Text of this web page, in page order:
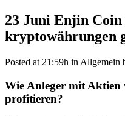
23 Juni Enjin Coin
kryptowährungen
Posted at 21:59h in Allgemein
Wie Anleger mit
profitieren?